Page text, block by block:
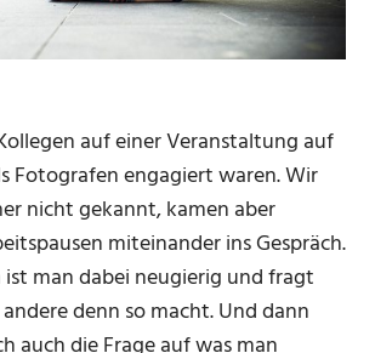
auf einer Veranstaltung auf
Fotografen engagiert waren. Wir
nicht gekannt, kamen aber
miteinander ins Gespräch.
man dabei neugierig und fragt
denn so macht. Und dann